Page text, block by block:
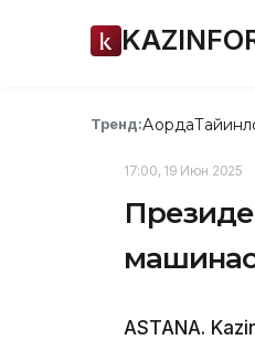
Тренд:Ақорда
17:00, 19 Июн 2025
ASTANA.